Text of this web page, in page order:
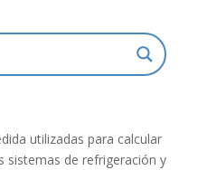
utilizadas para calcular
sistemas de refrigeración y